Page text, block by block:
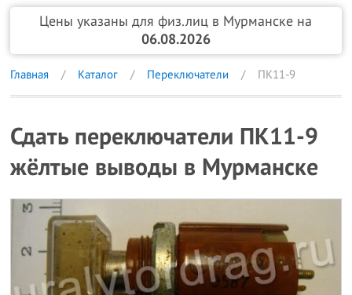
Продажа металлов Контакты
Цены указаны для физ.лиц в Мурманске на
06.08.2026
Главная Каталог Переключатели ПК11-9
Сдать переключатели ПК11-9
жёлтые выводы в Мурманске